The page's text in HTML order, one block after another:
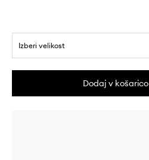
Izberi velikost
Dodaj v košarico